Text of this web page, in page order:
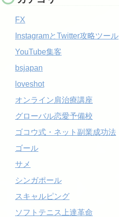
FX
InstagramとTwitter攻略ツール
YouTube集客
bsjapan
loveshot
オンライン肩治療講座
グローバル恋愛予備校
ゴコウ式・ネット副業成功法
ゴール
サメ
シンガポール
スキャルピング
ソフトテニス上達革命